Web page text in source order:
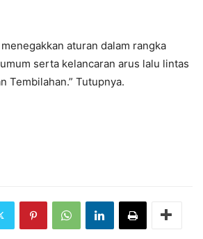
aturan dalam rangka
serta kelancaran arus lalu lintas
Tembilahan.” Tutupnya.